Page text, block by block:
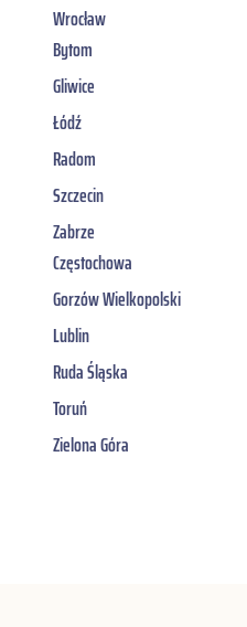
Wrocław
Bytom
Gliwice
Łódź
Radom
Szczecin
Zabrze
Częstochowa
Gorzów Wielkopolski
Lublin
Ruda Śląska
Toruń
Zielona Góra